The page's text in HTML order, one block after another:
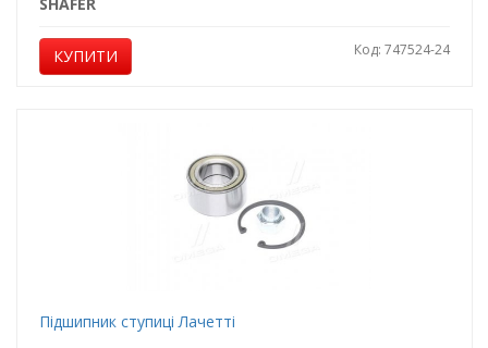
КУПИТИ Код: 747524-24
Підшипник ступиці Лачетті